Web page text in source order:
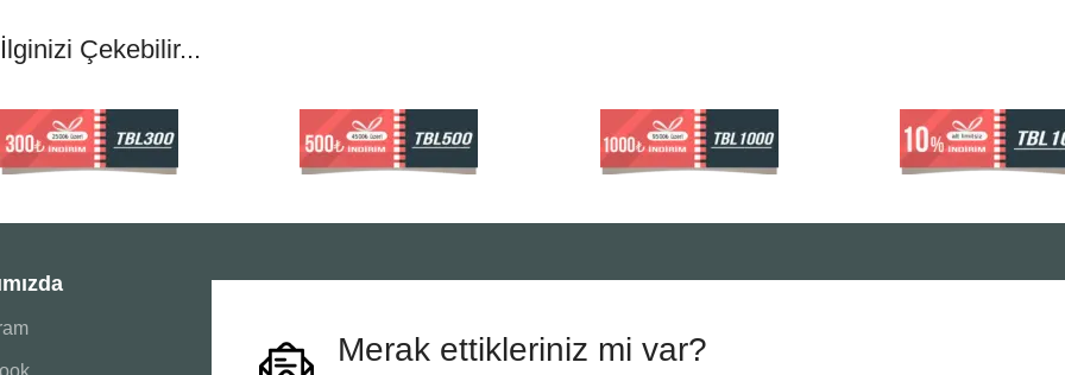
İlginizi Çekebilir...
Merak ettikleriniz mi var?